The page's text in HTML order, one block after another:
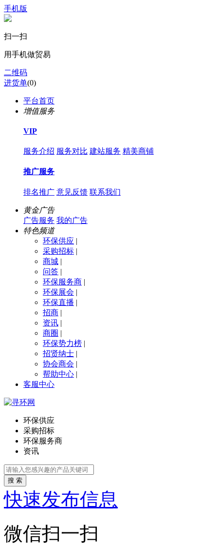
手机版
扫一扫
用手机做贸易
二维码
进货单(0)
平台首页
增值服务
VIP
服务介绍 服务对比 建站服务 精美商铺
推广服务
排名推广 意见反馈 联系我们
黄金广告
广告服务 我的广告
特色频道
环保供应 |
采购招标 |
商城 |
问答 |
环保服务商 |
环保展会 |
环保直播 |
招商 |
资讯 |
商圈 |
环保势力榜 |
招贤纳士 |
协会商会 |
帮助中心 |
客服中心
环保供应
采购招标
环保服务商
资讯
搜 索
快速发布信息
微信扫一扫